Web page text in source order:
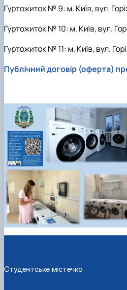
Гуртожиток № 9: м. Київ, вул.
Гуртожиток № 10: м. Київ, вул.
Гуртожиток № 11: м. Київ, вул.
Публічний договір (оферта)
Студентське містечко